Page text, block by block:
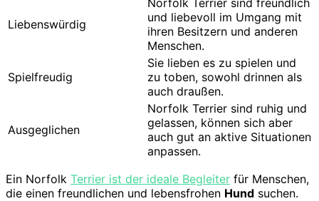
Liebenswürdig
Norfolk Terrier sind freundlich
und liebevoll im Umgang mit
ihren Besitzern und anderen
Menschen.
Spielfreudig
Sie lieben es zu spielen und
zu toben, sowohl drinnen als
auch draußen.
Ausgeglichen
Norfolk Terrier sind ruhig und
gelassen, können sich aber
auch gut an aktive Situationen
anpassen.
Ein Norfolk Terrier ist der ideale Begleiter für Menschen,
die einen freundlichen und lebensfrohen Hund suchen.